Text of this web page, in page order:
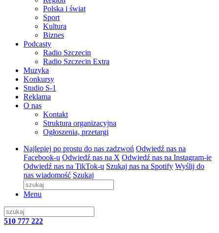
Polska i świat
Sport
Kultura
Biznes
Podcasty
Radio Szczecin
Radio Szczecin Extra
Muzyka
Konkursy
Studio S-1
Reklama
O nas
Kontakt
Struktura organizacyjna
Ogłoszenia, przetargi
Najlepiej po prostu do nas zadzwoń Odwiedź nas na
Facebook-u Odwiedź nas na X Odwiedź nas na Instagram-ie
Odwiedź nas na TikTok-u Szukaj nas na Spotify Wyślij do
nas wiadomość Szukaj
Menu
510 777 222